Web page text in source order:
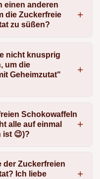
einen anderen
die Zuckerfreie
zu süßen?
nicht knusprig
um die
Geheimzutat"
Schokowaffeln
alle auf einmal
ist 😉)?
der Zuckerfreien
Ich liebe